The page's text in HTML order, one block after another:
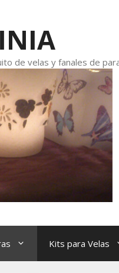
de velas y fanales de
Kits para Velas